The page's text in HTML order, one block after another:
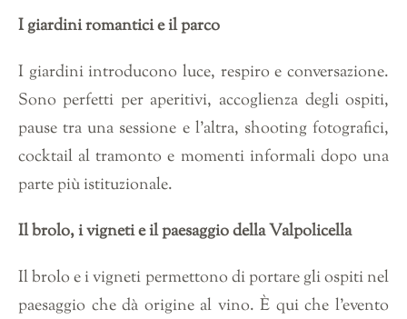
I giardini romantici e il parco
I giardini introducono luce, respiro e conversazione.
Sono perfetti per aperitivi, accoglienza degli ospiti,
pause tra una sessione e l’altra, shooting fotografici,
cocktail al tramonto e momenti informali dopo una
parte più istituzionale.
Il brolo, i vigneti e il paesaggio della Valpolicella
Il brolo e i vigneti permettono di portare gli ospiti nel
paesaggio che dà origine al vino. È qui che l’evento